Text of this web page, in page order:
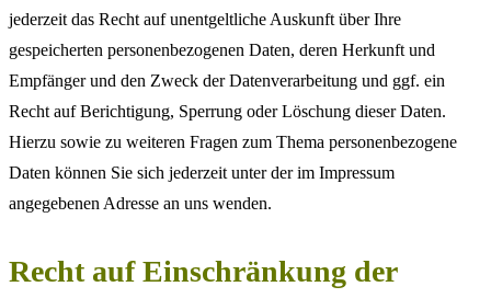
jederzeit das Recht auf unentgeltliche Auskunft über Ihre
gespeicherten personenbezogenen Daten, deren Herkunft und
Empfänger und den Zweck der Datenverarbeitung und ggf. ein
Recht auf Berichtigung, Sperrung oder Löschung dieser Daten.
Hierzu sowie zu weiteren Fragen zum Thema personenbezogene
Daten können Sie sich jederzeit unter der im Impressum
angegebenen Adresse an uns wenden.
Recht auf Einschränkung der